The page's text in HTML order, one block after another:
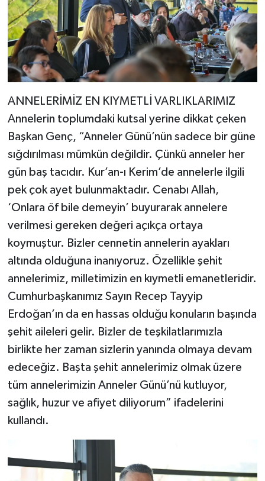
ANNELERİMİZ EN KIYMETLİ VARLIKLARIMIZ
Annelerin toplumdaki kutsal yerine dikkat çeken
Başkan Genç, “Anneler Günü’nün sadece bir güne
sığdırılması mümkün değildir. Çünkü anneler her
gün baş tacıdır. Kur’an-ı Kerim’de annelerle ilgili
pek çok ayet bulunmaktadır. Cenabı Allah,
‘Onlara öf bile demeyin’ buyurarak annelere
verilmesi gereken değeri açıkça ortaya
koymuştur. Bizler cennetin annelerin ayakları
altında olduğuna inanıyoruz. Özellikle şehit
annelerimiz, milletimizin en kıymetli emanetleridir.
Cumhurbaşkanımız Sayın Recep Tayyip
Erdoğan’ın da en hassas olduğu konuların başında
şehit aileleri gelir. Bizler de teşkilatlarımızla
birlikte her zaman sizlerin yanında olmaya devam
edeceğiz. Başta şehit annelerimiz olmak üzere
tüm annelerimizin Anneler Günü’nü kutluyor,
sağlık, huzur ve afiyet diliyorum” ifadelerini
kullandı.